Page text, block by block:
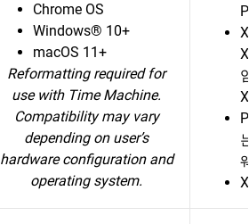
Chrome OS
Windows® 10+
macOS 11+
Reformatting required for
use with Time Machine.
Compatibility may vary
depending on user’s
hardware configuration and
operating system.